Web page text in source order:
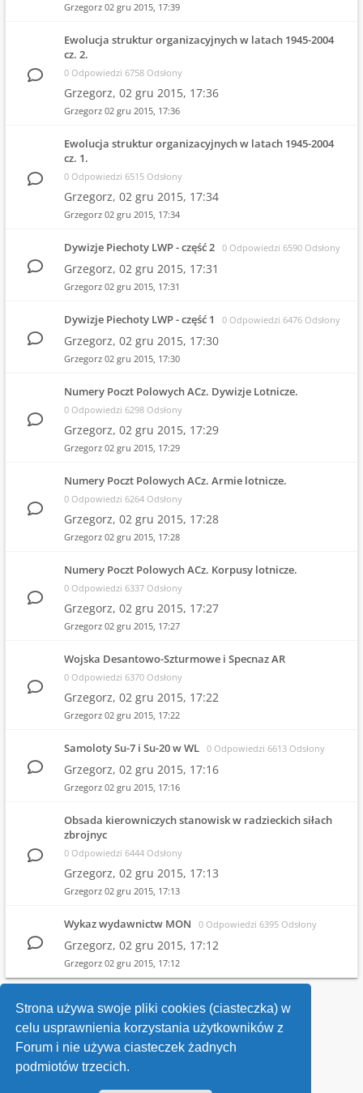
Strona używa swoje pliki cookies (ciasteczka) w
celu usprawnienia korzystania użytkowników z
Forum i nie używa ciasteczek żadnych
podmiotów trzecich.
Grzegorz 02 gru 2015, 17:39
Ewolucja struktur organizacyjnych w latach 1945-2004
cz. 2.
0 Odpowiedzi 6758 Odsłony
Grzegorz, 02 gru 2015, 17:36
Grzegorz 02 gru 2015, 17:36
Ewolucja struktur organizacyjnych w latach 1945-2004
cz. 1.
0 Odpowiedzi 6515 Odsłony
Grzegorz, 02 gru 2015, 17:34
Grzegorz 02 gru 2015, 17:34
Dywizje Piechoty LWP - część 2 0 Odpowiedzi 6590 Odsłony
Grzegorz, 02 gru 2015, 17:31
Grzegorz 02 gru 2015, 17:31
Dywizje Piechoty LWP - część 1 0 Odpowiedzi 6476 Odsłony
Grzegorz, 02 gru 2015, 17:30
Grzegorz 02 gru 2015, 17:30
Numery Poczt Polowych ACz. Dywizje Lotnicze.
0 Odpowiedzi 6298 Odsłony
Grzegorz, 02 gru 2015, 17:29
Grzegorz 02 gru 2015, 17:29
Numery Poczt Polowych ACz. Armie lotnicze.
0 Odpowiedzi 6264 Odsłony
Grzegorz, 02 gru 2015, 17:28
Grzegorz 02 gru 2015, 17:28
Numery Poczt Polowych ACz. Korpusy lotnicze.
0 Odpowiedzi 6337 Odsłony
Grzegorz, 02 gru 2015, 17:27
Grzegorz 02 gru 2015, 17:27
Wojska Desantowo-Szturmowe i Specnaz AR
0 Odpowiedzi 6370 Odsłony
Grzegorz, 02 gru 2015, 17:22
Grzegorz 02 gru 2015, 17:22
Samoloty Su-7 i Su-20 w WL 0 Odpowiedzi 6613 Odsłony
Grzegorz, 02 gru 2015, 17:16
Grzegorz 02 gru 2015, 17:16
Obsada kierowniczych stanowisk w radzieckich siłach
zbrojnyc
0 Odpowiedzi 6444 Odsłony
Grzegorz, 02 gru 2015, 17:13
Grzegorz 02 gru 2015, 17:13
Wykaz wydawnictw MON 0 Odpowiedzi 6395 Odsłony
Grzegorz, 02 gru 2015, 17:12
Grzegorz 02 gru 2015, 17:12
1 2
Wróć do wykazu forów